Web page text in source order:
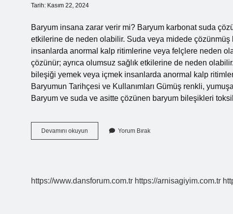
Tarih: Kasım 22, 2024
Baryum insana zarar verir mi? Baryum karbonat suda
etkilerine de neden olabilir. Suda veya midede
insanlarda anormal kalp ritimlerine veya felçlere neden
çözünür; ayrıca olumsuz sağlık etkilerine de neden
bileşiği yemek veya içmek insanlarda anormal kalp
Baryumun Tarihçesi ve Kullanımları Gümüş renkli,
Baryum ve suda ve asitte çözünen baryum bileşikleri
Devamını okuyun
Klorür
Yorum Bırak
https://www.dansforum.com.tr https://arnisagiyim.com.tr